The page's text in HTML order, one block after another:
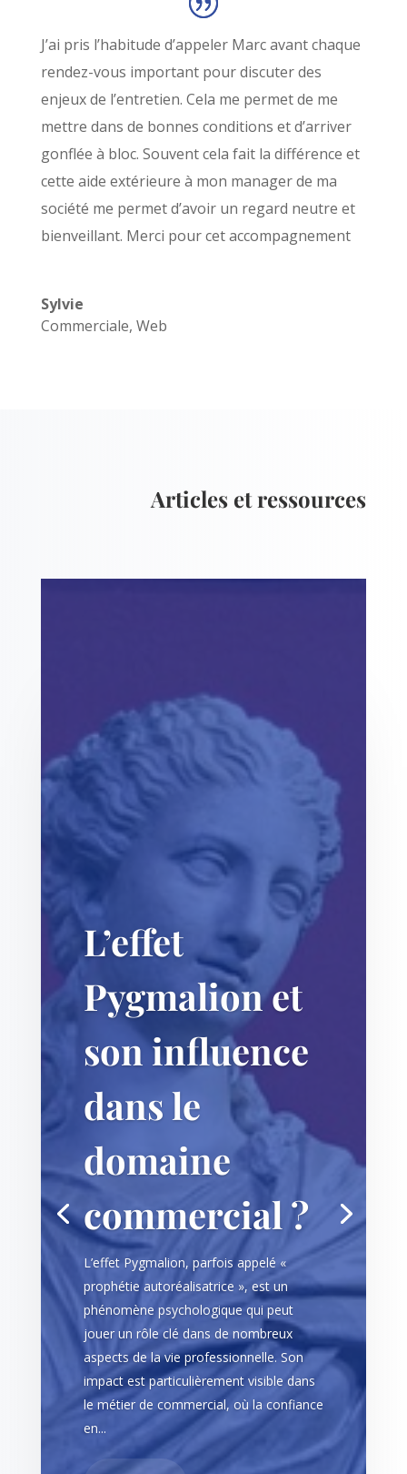
J’ai pris l’habitude d’appeler Marc avant chaque
rendez-vous important pour discuter des
enjeux de l’entretien. Cela me permet de me
mettre dans de bonnes conditions et d’arriver
gonflée à bloc. Souvent cela fait la différence et
cette aide extérieure à mon manager de ma
société me permet d’avoir un regard neutre et
bienveillant. Merci pour cet accompagnement
Sylvie
Commerciale, Web
Articles et ressources
L’effet
Pygmalion et
son influence
dans le
domaine
commercial ?
L’effet Pygmalion, parfois appelé «
prophétie autoréalisatrice », est un
phénomène psychologique qui peut
jouer un rôle clé dans de nombreux
aspects de la vie professionnelle. Son
impact est particulièrement visible dans
le métier de commercial, où la confiance
en...